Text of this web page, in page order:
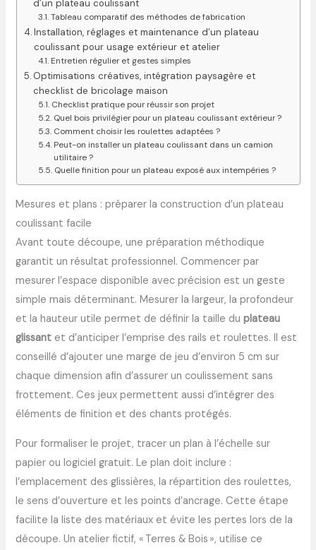
d’un plateau coulissant
Tableau comparatif des méthodes de fabrication
Installation, réglages et maintenance d’un plateau
coulissant pour usage extérieur et atelier
Entretien régulier et gestes simples
Optimisations créatives, intégration paysagère et
checklist de bricolage maison
Checklist pratique pour réussir son projet
Quel bois privilégier pour un plateau coulissant extérieur ?
Comment choisir les roulettes adaptées ?
Peut-on installer un plateau coulissant dans un camion
utilitaire ?
Quelle finition pour un plateau exposé aux intempéries ?
Mesures et plans : préparer la construction d’un plateau
coulissant facile
Avant toute découpe, une préparation méthodique
garantit un résultat professionnel. Commencer par
mesurer l’espace disponible avec précision est un geste
simple mais déterminant. Mesurer la largeur, la profondeur
et la hauteur utile permet de définir la taille duplateau
glissant et d’anticiper l’emprise des rails et roulettes. Il est
conseillé d’ajouter une marge de jeu d’environ 5 cm sur
chaque dimension afin d’assurer un coulissement sans
frottement. Ces jeux permettent aussi d’intégrer des
éléments de finition et des chants protégés.
Pour formaliser le projet, tracer un plan à l’échelle sur
papier ou logiciel gratuit. Le plan doit inclure :
l’emplacement des glissières, la répartition des roulettes,
le sens d’ouverture et les points d’ancrage. Cette étape
facilite la liste des matériaux et évite les pertes lors de la
découpe. Un atelier fictif, « Terres & Bois », utilise ce